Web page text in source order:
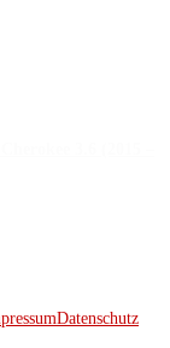
Datenschutz